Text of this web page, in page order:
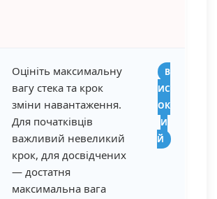
Оцініть максимальну
вагу стека та крок
зміни навантаження.
Для початківців
важливий невеликий
крок, для досвідчених
— достатня
максимальна вага
В
ИС
ОК
И
Й